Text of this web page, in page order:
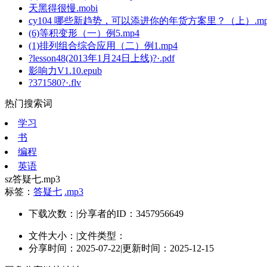
天黑得很慢.mobi
cy104 哪些新趋势，可以添进你的年货方案里？（上）
(6)等积变形（一）例5.mp4
(1)排列组合综合应用（二）例1.mp4
?lesson48(2013年1月24日上线)?·.pdf
影响力V1.10.epub
?371580?·.flv
热门搜索词
学习
书
编程
英语
sz答疑七.mp3
标签： 答疑七 .mp3
下载次数： |分享者的ID：3457956649
文件大小： |文件类型：
分享时间：2025-07-22|更新时间：2025-12-15